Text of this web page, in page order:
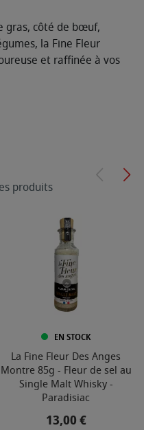
gras, côté de bœuf,
la Fine Fleur
et raffinée à vos
produits
EN STOCK
La Fine Fleur Des Anges
Montre 85g - Fleur de sel au
Single Malt Whisky -
Paradisiac
Prix
13,00 €